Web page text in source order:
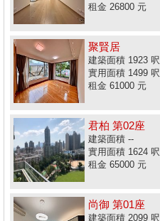
租金 26800 元
聚賢居
建築面積 1923 呎
實用面積 1499 呎
租金 61000 元
君柏 第02座
建築面積 --
實用面積 1624 呎
租金 65000 元
尚御 第01座
建築面積 2099 呎